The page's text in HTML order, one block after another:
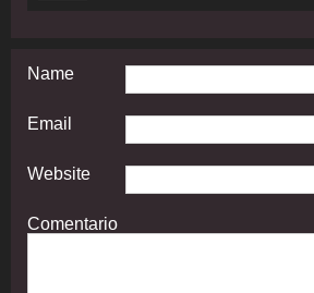
Name
Email
Website
Comentario